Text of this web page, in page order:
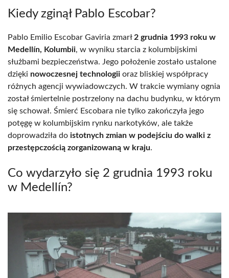
Kiedy zginął Pablo Escobar?
Pablo Emilio Escobar Gaviria zmarł 2 grudnia 1993 roku w
Medellín, Kolumbii, w wyniku starcia z kolumbijskimi
służbami bezpieczeństwa. Jego położenie zostało ustalone
dzięki nowoczesnej technologii oraz bliskiej współpracy
różnych agencji wywiadowczych. W trakcie wymiany ognia
został śmiertelnie postrzelony na dachu budynku, w którym
się schował. Śmierć Escobara nie tylko zakończyła jego
potęgę w kolumbijskim rynku narkotyków, ale także
doprowadziła do istotnych zmian w podejściu do walki z
przestępczością zorganizowaną w kraju.
Co wydarzyło się 2 grudnia 1993 roku
w Medellín?